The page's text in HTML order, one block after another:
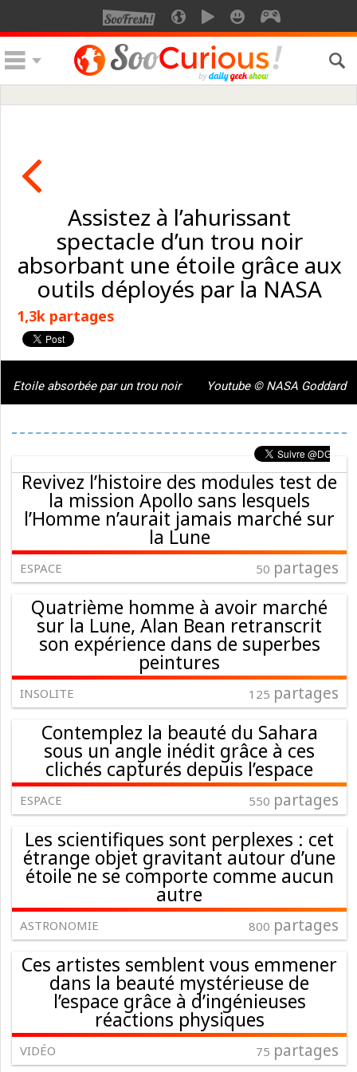
Assistez à l’ahurissant
spectacle d’un trou noir
absorbant une étoile grâce aux
outils déployés par la NASA
1,3k partages
Etoile absorbée par un trou noir Youtube © NASA Goddard
Revivez l’histoire des modules test de
la mission Apollo sans lesquels
l’Homme n’aurait jamais marché sur
la Lune
ESPACE 50 partages
Quatrième homme à avoir marché
sur la Lune, Alan Bean retranscrit
son expérience dans de superbes
peintures
INSOLITE 125 partages
Contemplez la beauté du Sahara
sous un angle inédit grâce à ces
clichés capturés depuis l’espace
ESPACE 550 partages
Les scientifiques sont perplexes : cet
étrange objet gravitant autour d’une
étoile ne se comporte comme aucun
autre
ASTRONOMIE 800 partages
Ces artistes semblent vous emmener
dans la beauté mystérieuse de
l’espace grâce à d’ingénieuses
réactions physiques
VIDÉO 75 partages